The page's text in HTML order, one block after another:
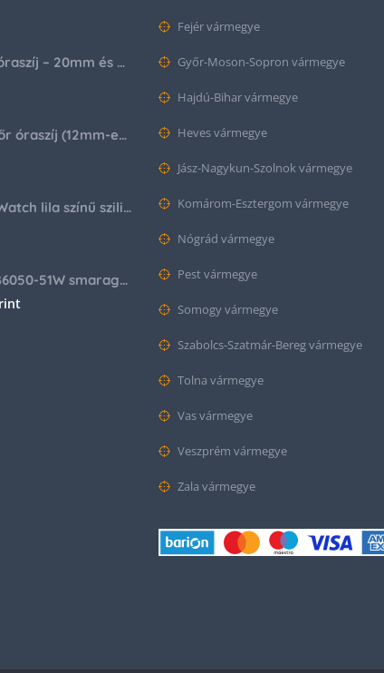
Keskenyített bőr óraszíj – 20mm és 22mm méretben
Krokodil mintás bőr óraszíj (12mm-es befogóval rendelkező órához)
Halloween Apple Watch lila színű szilikon óraszíj
Citizen series 8 NB6050-51W smaragd színű számlappal
Fejér vármegye
Győr-Moson-Sopron vármegye
Hajdú-Bihar vármegye
Heves vármegye
Jász-Nagykun-Szolnok vármegye
Komárom-Esztergom vármegye
Nógrád vármegye
Pest vármegye
Somogy vármegye
Szabolcs-Szatmár-Bereg vármegye
Tolna vármegye
Vas vármegye
Veszprém vármegye
Zala vármegye